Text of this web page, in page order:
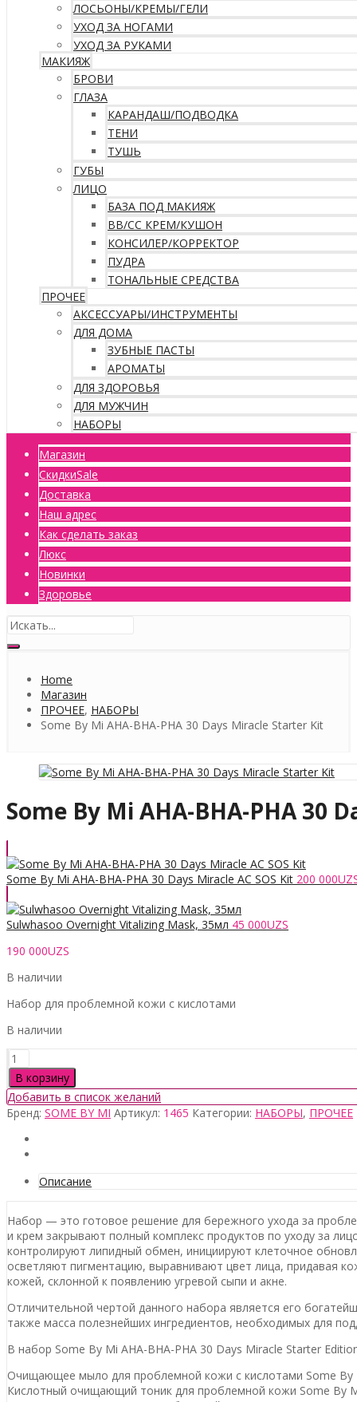
ЛОСЬОНЫ/КРЕМЫ/ГЕЛИ
УХОД ЗА НОГАМИ
УХОД ЗА РУКАМИ
МАКИЯЖ
БРОВИ
ГЛАЗА
КАРАНДАШ/ПОДВОДКА
ТЕНИ
ТУШЬ
ГУБЫ
ЛИЦО
БАЗА ПОД МАКИЯЖ
ВВ/CC КРЕМ/КУШОН
КОНСИЛЕР/КОРРЕКТОР
ПУДРА
ТОНАЛЬНЫЕ СРЕДСТВА
ПРОЧЕЕ
АКСЕССУАРЫ/ИНСТРУМЕНТЫ
ДЛЯ ДОМА
ЗУБНЫЕ ПАСТЫ
АРОМАТЫ
ДЛЯ ЗДОРОВЬЯ
ДЛЯ МУЖЧИН
НАБОРЫ
Магазин
СкидкиSale
Доставка
Наш адрес
Как сделать заказ
Люкс
Новинки
Здоровье
Home
Магазин
ПРОЧЕЕ, НАБОРЫ
Some By Mi AHA-BHA-PHA 30 Days Miracle Starter Kit
Some By Mi AHA-BHA-PHA 30
Some By Mi AHA-BHA-PHA 30 Days Miracle AC SOS Kit 200 000
Sulwhasoo Overnight Vitalizing Mask, 35мл 45 000UZS
190 000UZS
В наличии
Набор для проблемной кожи с кислотами
В наличии
Количество
товара
Some
By
Mi
Starter
Kit
В корзину
Добавить в список желаний
Бренд: SOME BY MI Артикул: 1465 Категории: НАБОРЫ, ПРОЧЕЕ
Описание
Набор — это готовое решение для бережного ухода за
и крем закрывают полный комплекс продуктов по уходу за
контролируют липидный обмен, инициируют клеточное
осветляют пигментацию, выравнивают цвет лица, придавая
кожей, склонной к появлению угревой сыпи и акне.
Отличительной чертой данного набора является его
также масса полезнейших ингредиентов, необходимых для
В набор Some By Mi AHA-BHA-PHA 30 Days Miracle Starter
Очищающее мыло для проблемной кожи с кислотами Some By
Кислотный очищающий тоник для проблемной кожи Some By